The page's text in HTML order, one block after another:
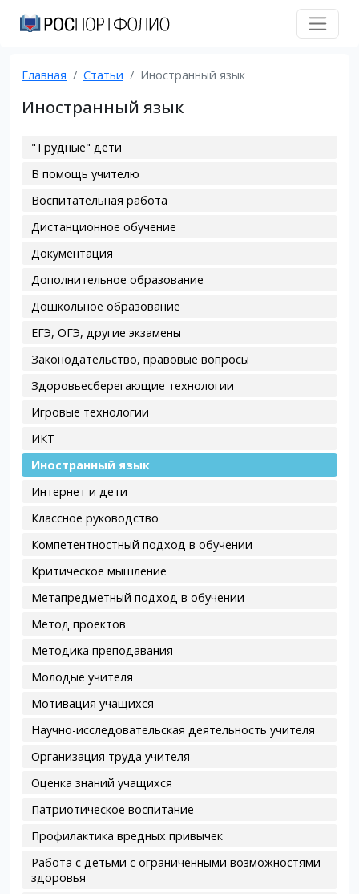
Главная Статьи Иностранный язык
Иностранный язык
"Трудные" дети
В помощь учителю
Воспитательная работа
Дистанционное обучение
Документация
Дополнительное образование
Дошкольное образование
ЕГЭ, ОГЭ, другие экзамены
Законодательство, правовые вопросы
Здоровьесберегающие технологии
Игровые технологии
ИКТ
Иностранный язык
Интернет и дети
Классное руководство
Компетентностный подход в обучении
Критическое мышление
Метапредметный подход в обучении
Метод проектов
Методика преподавания
Молодые учителя
Мотивация учащихся
Научно-исследовательская деятельность учителя
Организация труда учителя
Оценка знаний учащихся
Патриотическое воспитание
Профилактика вредных привычек
Работа с детьми с ограниченными возможностями
здоровья